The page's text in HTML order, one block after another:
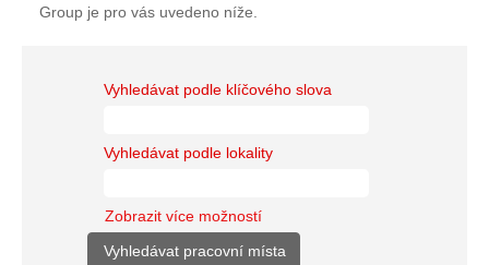
Group je pro vás uvedeno níže.
Vyhledávat podle klíčového slova
Vyhledávat podle lokality
Zobrazit více možností